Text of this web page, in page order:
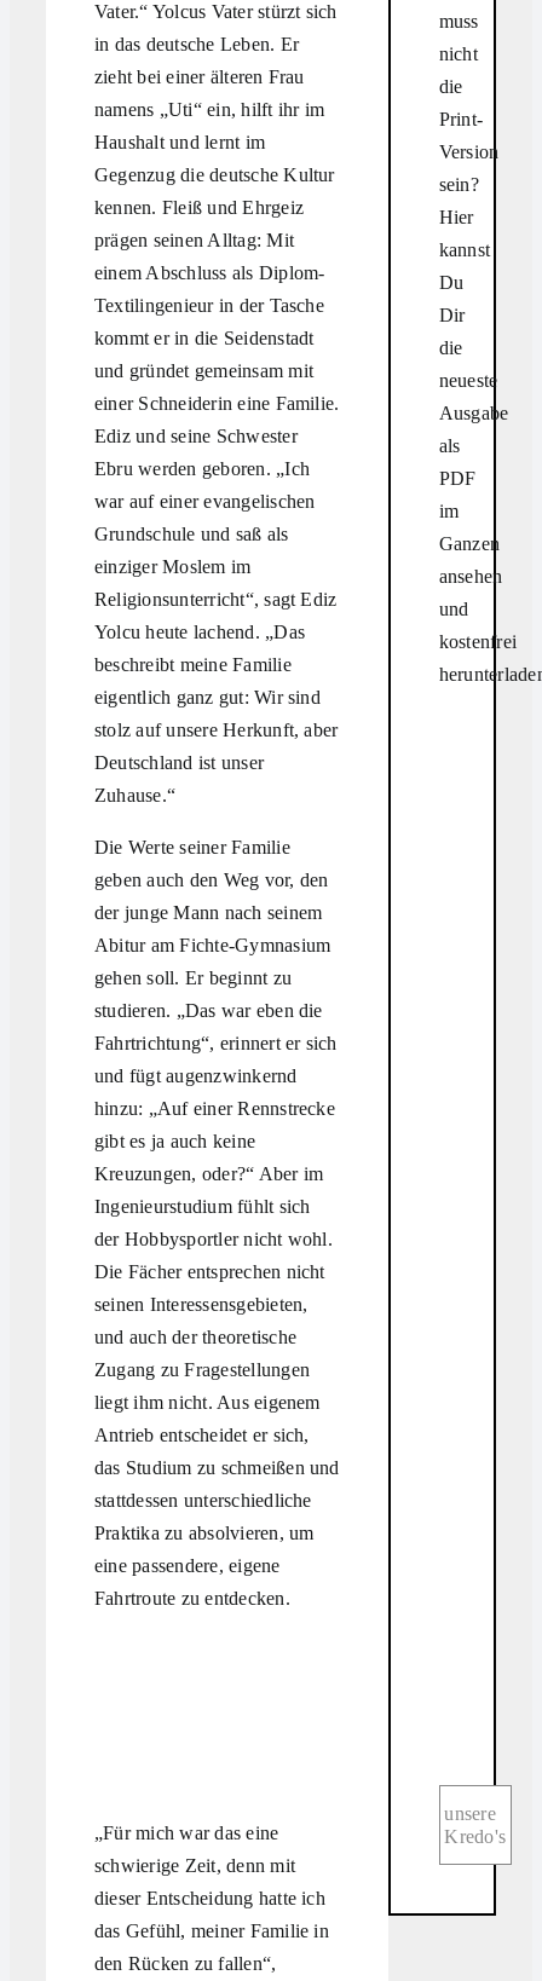
Vater.“ Yolcus Vater stürzt sich
in das deutsche Leben. Er
zieht bei einer älteren Frau
namens „Uti“ ein, hilft ihr im
Haushalt und lernt im
Gegenzug die deutsche Kultur
kennen. Fleiß und Ehrgeiz
prägen seinen Alltag: Mit
einem Abschluss als Diplom-
Textilingenieur in der Tasche
kommt er in die Seidenstadt
und gründet gemeinsam mit
einer Schneiderin eine Familie.
Ediz und seine Schwester
Ebru werden geboren. „Ich
war auf einer evangelischen
Grundschule und saß als
einziger Moslem im
Religionsunterricht“, sagt Ediz
Yolcu heute lachend. „Das
beschreibt meine Familie
eigentlich ganz gut: Wir sind
stolz auf unsere Herkunft, aber
Deutschland ist unser
Zuhause.“
Die Werte seiner Familie
geben auch den Weg vor, den
der junge Mann nach seinem
Abitur am Fichte-Gymnasium
gehen soll. Er beginnt zu
studieren. „Das war eben die
Fahrtrichtung“, erinnert er sich
und fügt augenzwinkernd
hinzu: „Auf einer Rennstrecke
gibt es ja auch keine
Kreuzungen, oder?“ Aber im
Ingenieurstudium fühlt sich
der Hobbysportler nicht wohl.
Die Fächer entsprechen nicht
seinen Interessensgebieten,
und auch der theoretische
Zugang zu Fragestellungen
liegt ihm nicht. Aus eigenem
Antrieb entscheidet er sich,
das Studium zu schmeißen und
stattdessen unterschiedliche
Praktika zu absolvieren, um
eine passendere, eigene
Fahrtroute zu entdecken.
„Für mich war das eine
schwierige Zeit, denn mit
dieser Entscheidung hatte ich
das Gefühl, meiner Familie in
den Rücken zu fallen“,
muss
nicht
die
Print-
Version
sein?
Hier
kannst
Du
Dir
die
neueste
Ausgabe
als
PDF
im
Ganzen
ansehen
und
kostenfrei
unsere
Kredo's